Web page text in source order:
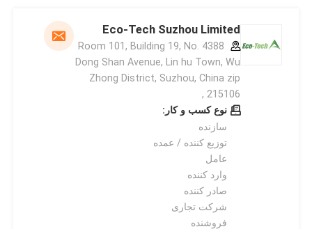
Eco-Tech Suzhou Limited
Room 101, Building 19, No. 4388
Dong Shan Avenue, Lin hu Town, Wu
Zhong District, Suzhou, China zip
215106 ,
نوع کسب و کار:
سازنده
توزیع کننده / عمده
عامل
وارد کننده
صادر کننده
شرکت تجاری
فروشنده